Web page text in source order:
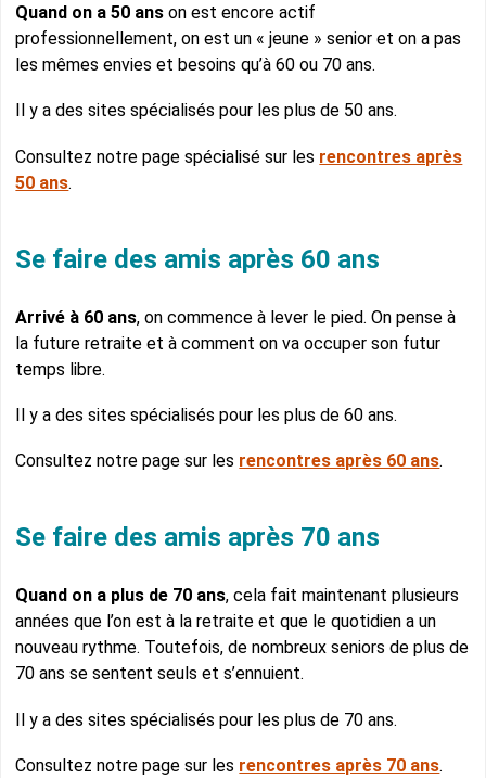
Quand on a 50 ans on est encore actif
professionnellement, on est un « jeune » senior et on a pas
les mêmes envies et besoins qu’à 60 ou 70 ans.
Il y a des sites spécialisés pour les plus de 50 ans.
Consultez notre page spécialisé sur les rencontres après
50 ans.
Se faire des amis après 60 ans
Arrivé à 60 ans, on commence à lever le pied. On pense à
la future retraite et à comment on va occuper son futur
temps libre.
Il y a des sites spécialisés pour les plus de 60 ans.
Consultez notre page sur les rencontres après 60 ans.
Se faire des amis après 70 ans
Quand on a plus de 70 ans, cela fait maintenant plusieurs
années que l’on est à la retraite et que le quotidien a un
nouveau rythme. Toutefois, de nombreux seniors de plus de
70 ans se sentent seuls et s’ennuient.
Il y a des sites spécialisés pour les plus de 70 ans.
Consultez notre page sur les rencontres après 70 ans.